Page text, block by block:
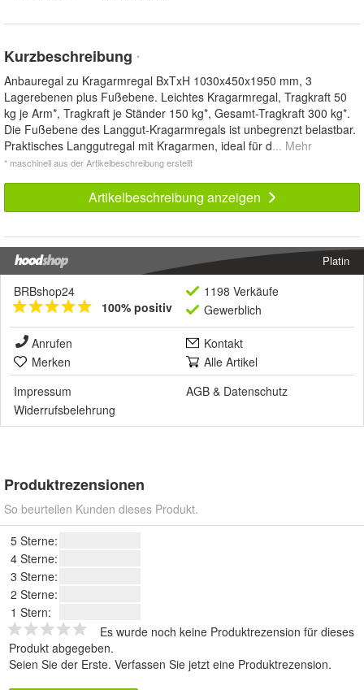
Kurzbeschreibung *
Anbauregal zu Kragarmregal BxTxH 1030x450x1950 mm, 3
Lagerebenen plus Fußebene. Leichtes Kragarmregal, Tragkraft 50
kg je Arm*, Tragkraft je Ständer 150 kg*, Gesamt-Tragkraft 300 kg*.
Die Fußebene des Langgut-Kragarmregals ist unbegrenzt belastbar.
Praktisches Langgutregal mit Kragarmen, ideal für d... Mehr
* maschinell aus der Artikelbeschreibung erstellt
Artikelbeschreibung anzeigen
Platin
BRBshop24
100% positiv
1198 Verkäufe
Gewerblich
Anrufen
Kontakt
Merken
Alle Artikel
Impressum
AGB & Datenschutz
Widerrufsbelehrung
Produktrezensionen
So beurteilen Kunden dieses Produkt.
5 Sterne:
4 Sterne:
3 Sterne:
2 Sterne:
1 Stern:
Es wurde noch keine Produktrezension für dieses
Produkt abgegeben.
Seien Sie der Erste. Verfassen Sie jetzt eine Produktrezension.